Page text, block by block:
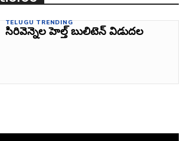
TELUGU TRENDING
సిరివెన్నెల హెల్త్‌ బులిటెన్‌ విడుదల